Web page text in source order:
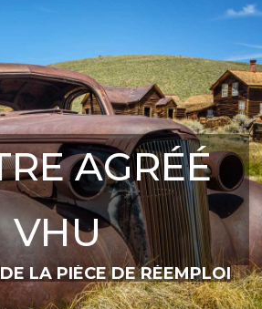
AGRÉÉ
VHU
LA PIÈCE DE RÉEMPLOI